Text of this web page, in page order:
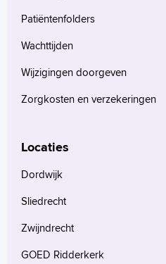
Patiëntenfolders
Wachttijden
Wijzigingen doorgeven
Zorgkosten en verzekeringen
Locaties
Dordwijk
Sliedrecht
Zwijndrecht
GOED Ridderkerk